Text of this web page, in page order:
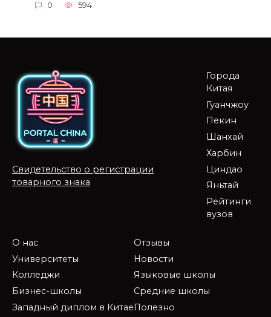
0 594
Свидетельство о регистрации
товарного знака
Города
Китая
Гуанчжоу
Пекин
Шанхай
Харбин
Циндао
Яньтай
Рейтинги
вузов
О нас
Университеты
Колледжи
Бизнес-школы
Западный диплом в Китае
Отзывы
Новости
Языковые школы
Средние школы
Полезно